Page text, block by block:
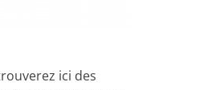
ici des